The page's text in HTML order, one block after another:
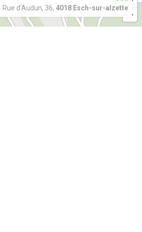
Rue d'Audun, 36, 4018 Esch-sur-alzette